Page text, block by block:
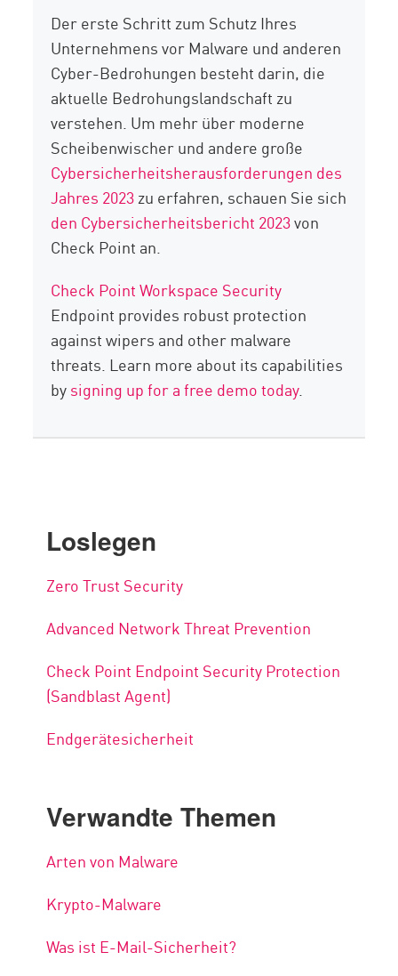
Der erste Schritt zum Schutz Ihres
Unternehmens vor Malware und anderen
Cyber-Bedrohungen besteht darin, die
aktuelle Bedrohungslandschaft zu
verstehen. Um mehr über moderne
Scheibenwischer und andere große
Cybersicherheitsherausforderungen des
Jahres 2023zu erfahren, schauen Sie sich
den Cybersicherheitsbericht 2023von
Check Point an.
Check Point Workspace Security
Endpoint provides robust protection
against wipers and other malware
threats. Learn more about its capabilities
bysigning up for a free demo today.
Loslegen
Zero Trust Security
Advanced Network Threat Prevention
Check Point Endpoint Security Protection
(Sandblast Agent)
Endgerätesicherheit
Verwandte Themen
Arten von Malware
Krypto-Malware
Was ist E-Mail-Sicherheit?